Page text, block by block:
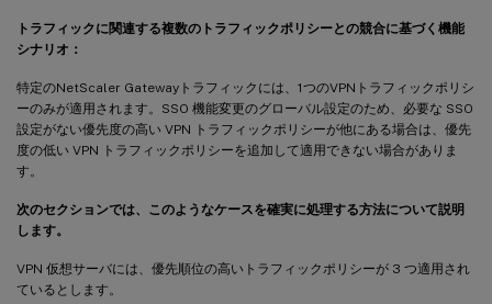
トラフィックに関連する複数のトラフィックポリシーとの競合に基づく機能
シナリオ：
特定のNetScaler Gatewayトラフィックには、1つのVPNトラフィックポリシ
ーのみが適用されます。SSO 機能変更のグローバル設定のため、必要な SSO
設定がない優先度の高い VPN トラフィックポリシーが他にある場合は、優先
度の低い VPN トラフィックポリシーを追加して適用できない場合がありま
す。
次のセクションでは、このようなケースを確実に処理する方法について説明
します。
VPN 仮想サーバには、優先順位の高いトラフィックポリシーが 3 つ適用され
ているとします。